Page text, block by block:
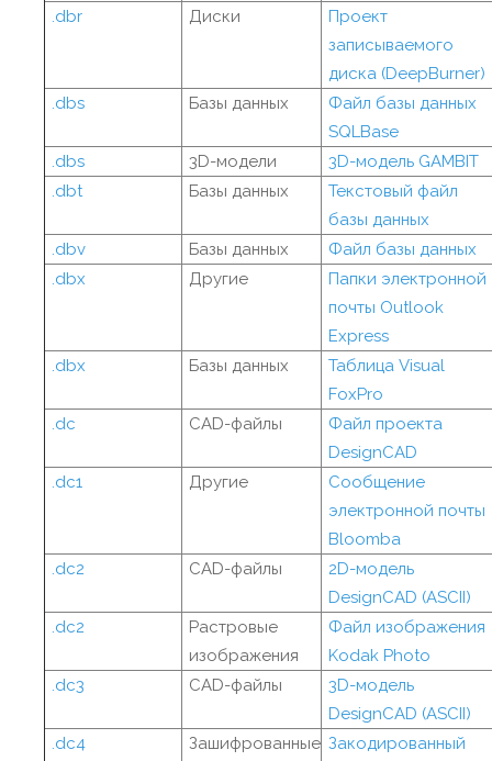
.dbr
Диски
Проект
записываемого
диска (DeepBurner)
.dbs
Базы данных
Файл базы данных
SQLBase
.dbs
3D-модели
3D-модель GAMBIT
.dbt
Базы данных
Текстовый файл
базы данных
.dbv
Базы данных
Файл базы данных
.dbx
Другие
Папки электронной
почты Outlook
Express
.dbx
Базы данных
Таблица Visual
FoxPro
.dc
CAD-файлы
Файл проекта
DesignCAD
.dc1
Другие
Сообщение
электронной почты
Bloomba
.dc2
CAD-файлы
2D-модель
DesignCAD (ASCII)
.dc2
Растровые
изображения
Файл изображения
Kodak Photo
.dc3
CAD-файлы
3D-модель
DesignCAD (ASCII)
.dc4
Зашифрованные Закодированный